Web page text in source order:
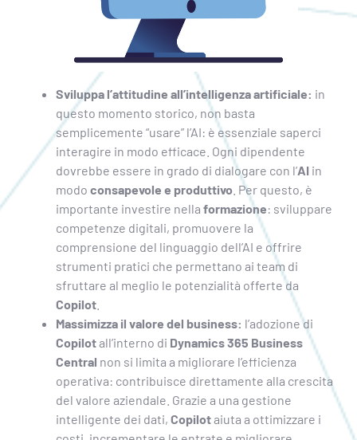
Sviluppa l’attitudine all’intelligenza artificiale: in
questo momento storico, non basta
semplicemente “usare” l’AI: è essenziale saperci
interagire in modo efficace. Ogni dipendente
dovrebbe essere in grado di dialogare con l’AIin
modo consapevole e produttivo. Per questo, è
importante investire nella formazione: sviluppare
competenze digitali, promuovere la
comprensione del linguaggio dell’AI e offrire
strumenti pratici che permettano ai team di
sfruttare al meglio le potenzialità offerte da
Copilot.
Massimizza il valore del business: l’adozione di
Copilotall’interno di Dynamics 365 Business
Central non si limita a migliorare l’efficienza
operativa: contribuisce direttamente alla crescita
del valore aziendale. Grazie a una gestione
intelligente dei dati, Copilotaiuta a ottimizzare i